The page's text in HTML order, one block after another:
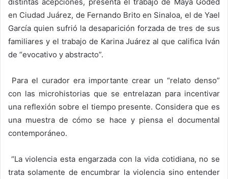
en Ciudad Juárez, de Fernando Brito en Sinaloa, el de Yael
García quien sufrió la desaparición forzada de tres de sus
familiares y el trabajo de Karina Juárez al que califica Iván
de “evocativo y abstracto”.
Para el curador era importante crear un “relato denso”
con las microhistorias que se entrelazan para incentivar
una reflexión sobre el tiempo presente. Considera que es
una muestra de cómo se hace y piensa el documental
contemporáneo.
“La violencia esta engarzada con la vida cotidiana, no se
trata solamente de encumbrar la violencia sino entender